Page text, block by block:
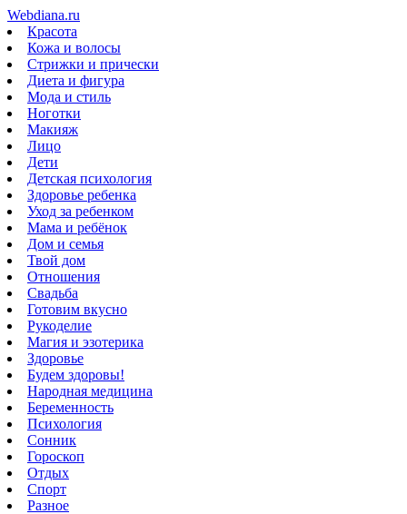
Webdiana.ru
Красота
Кожа и волосы
Стрижки и прически
Диета и фигура
Мода и стиль
Ноготки
Макияж
Лицо
Дети
Детская психология
Здоровье ребенка
Уход за ребенком
Мама и ребёнок
Дом и семья
Твой дом
Отношения
Свадьба
Готовим вкусно
Рукоделие
Магия и эзотерика
Здоровье
Будем здоровы!
Народная медицина
Беременность
Психология
Сонник
Гороскоп
Отдых
Спорт
Разное